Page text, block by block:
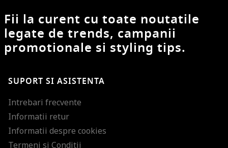
Fii la curent cu toate noutatile
legate de trends, campanii
promotionale si styling tips.
SUPORT SI ASISTENTA
Intrebari frecvente
Informatii retur
Informatii despre cookies
Termeni si Conditii